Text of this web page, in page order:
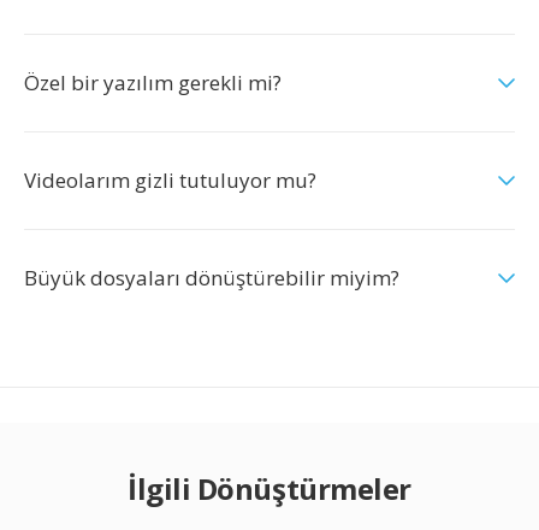
Özel bir yazılım gerekli mi?
Videolarım gizli tutuluyor mu?
Büyük dosyaları dönüştürebilir miyim?
İlgili Dönüştürmeler